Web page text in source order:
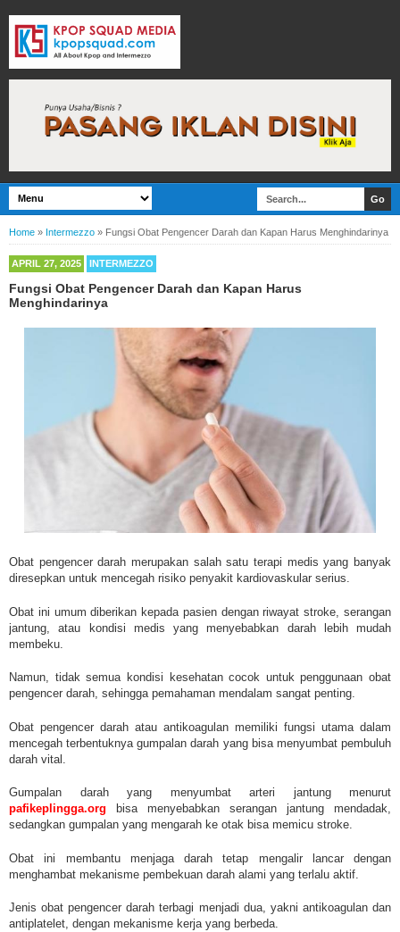
Home » Intermezzo » Fungsi Obat Pengencer Darah dan Kapan Harus Menghindarinya
APRIL 27, 2025 INTERMEZZO
Fungsi Obat Pengencer Darah dan Kapan Harus
Menghindarinya
Obat pengencer darah merupakan salah satu terapi medis yang banyak
diresepkan untuk mencegah risiko penyakit kardiovaskular serius.
Obat ini umum diberikan kepada pasien dengan riwayat stroke, serangan
jantung, atau kondisi medis yang menyebabkan darah lebih mudah
membeku.
Namun, tidak semua kondisi kesehatan cocok untuk penggunaan obat
pengencer darah, sehingga pemahaman mendalam sangat penting.
Obat pengencer darah atau antikoagulan memiliki fungsi utama dalam
mencegah terbentuknya gumpalan darah yang bisa menyumbat pembuluh
darah vital.
Gumpalan darah yang menyumbat arteri jantung menurut
pafikeplingga.org bisa menyebabkan serangan jantung mendadak,
sedangkan gumpalan yang mengarah ke otak bisa memicu stroke.
Obat ini membantu menjaga darah tetap mengalir lancar dengan
menghambat mekanisme pembekuan darah alami yang terlalu aktif.
Jenis obat pengencer darah terbagi menjadi dua, yakni antikoagulan dan
antiplatelet, dengan mekanisme kerja yang berbeda.